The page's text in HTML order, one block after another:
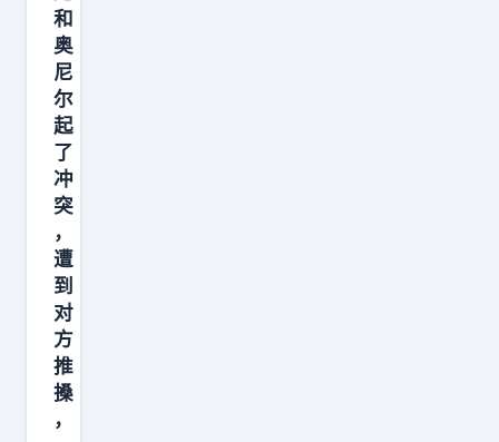
钱
，
我
本
该
说
：
‘
好
了
，
我
已
经
守
端
也
长
期
保
持
高
强
度
。
只
是
科
合
解
体
的
往
事
，
驳
流
传
多
年
和
奥
尼
尔
起
了
冲
突
，
遭
到
对
方
推
搡
，